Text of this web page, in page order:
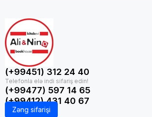
(+99451) 312 24 40
(+99477) 597 14 65
(+99412) 431 40 67
Zəng sifarişi